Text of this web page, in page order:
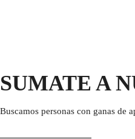
SUMATE A
Buscamos personas con ganas de